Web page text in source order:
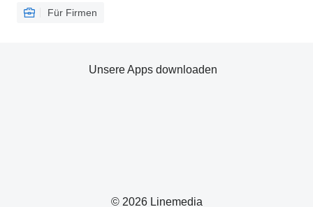
Für Firmen
© 2026 Linemedia
Unsere Apps downloaden